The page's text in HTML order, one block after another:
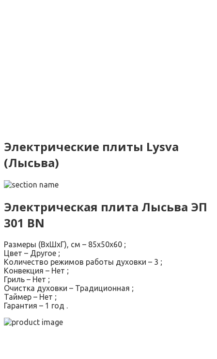
Электрические плиты Lysva
(Лысьва)
Электрическая плита Лысьва ЭП
301 BN
Размеры (ВхШхГ), см – 85х50х60 ;
Цвет – Другое ;
Количество режимов работы духовки – 3 ;
Конвекция – Нет ;
Гриль – Нет ;
Очистка духовки – Традиционная ;
Таймер – Нет ;
Гарантия – 1 год .